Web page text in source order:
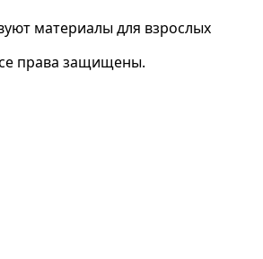
материалы для взрослых
права защищены.